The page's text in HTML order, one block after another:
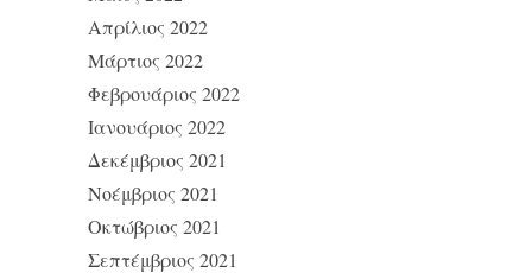
Απρίλιος 2022
Μάρτιος 2022
Φεβρουάριος 2022
Ιανουάριος 2022
Δεκέμβριος 2021
Νοέμβριος 2021
Οκτώβριος 2021
Σεπτέμβριος 2021